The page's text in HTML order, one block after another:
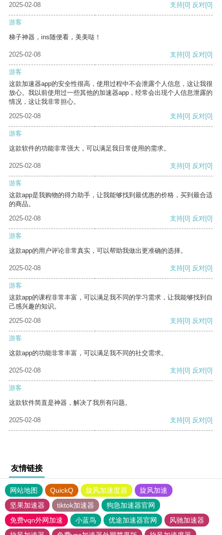
2025-02-08 支持[0] 反对[0]
游客
梯子神器，ins随便看，美美哒！
2025-02-08 支持[0] 反对[0]
游客
这款加速器app的安全性很高，使用过程中不会泄露个人信息，这让我很
放心。我以前使用过一些其他的加速器app，经常会出现个人信息泄露的
情况，这让我非常担心。
2025-02-08
支持[0] 反对[0]
游客
这款软件的功能非常强大，可以满足我日常使用的需求。
2025-02-08 支持[0] 反对[0]
游客
这款app是我购物的得力助手，让我能够找到最优惠的价格，买到最合适
的商品。
2025-02-08
支持[0] 反对[0]
游客
这款app的用户评论非常真实，可以帮助我做出更准确的选择。
2025-02-08 支持[0] 反对[0]
游客
这款app的课程非常丰富，可以满足我不同的学习需求，让我能够找到自
己感兴趣的知识。
2025-02-08
支持[0] 反对[0]
游客
这款app的功能非常丰富，可以满足我不同的社交需求。
2025-02-08 支持[0] 反对[0]
游客
这款软件简直是神器，解决了我所有问题。
2025-02-08 支持[0] 反对[0]
友情链接
网站地图 QuickQ 旋风加速度器
旋风加速
坚果加速器
tiktok加速器
狗急加速器官网
免费vqn外网加速
小蓝鸟 优途加速器官网
风驰加速器